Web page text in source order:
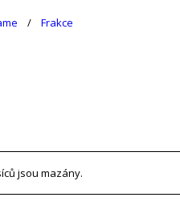
Frakce
jsou mazány.